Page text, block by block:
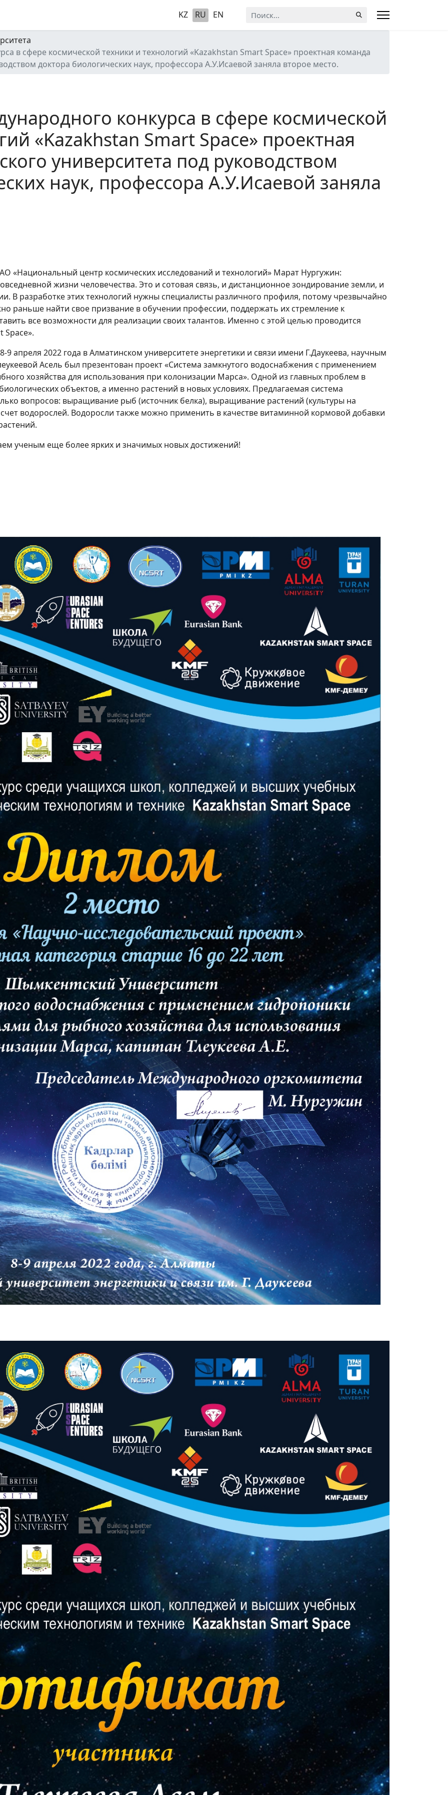
KZ RU EN Искать...
в сфере космической техники и технологий «Kazakhstan Smart Space» проектная команда
доктора биологических наук, профессора А.У.Исаевой заняла второе место.
конкурса в сфере космической
«Kazakhstan Smart Space» проектная
университета под руководством
наук, профессора А.У.Исаевой заняла
«Национальный центр космических исследований и технологий» Марат Нургужин:
жизни человечества. Это и сотовая связь, и дистанционное зондирование земли, и
В разработке этих технологий нужны специалисты различного профиля, потому чрезвычайно
раньше найти свое призвание в обучении профессии, поддержать их стремление к
все возможности для реализации своих талантов. Именно с этой целью проводится
Space».
апреля 2022 года в Алматинском университете энергетики и связи имени Г.Даукеева, научным
Асель был презентован проект «Система замкнутого водоснабжения с применением
хозяйства для использования при колонизации Марса». Одной из главных проблем в
объектов, а именно растений в новых условиях. Предлагаемая система
вопросов: выращивание рыб (источник белка), выращивание растений (культуры на
водорослей. Водоросли также можно применить в качестве витаминной кормовой добавки
ученым еще более ярких и значимых новых достижений!